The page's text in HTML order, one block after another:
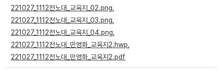
221027_1112전노대_교육지_02.png
221027_1112전노대_교육지_03.png
221027_1112전노대_교육지_04.png
221027_1112전노대_민영화_교육지2.hwp
221027_1112전노대_민영화_교육지2.pdf
미디어자료
카드뉴스
부설기관